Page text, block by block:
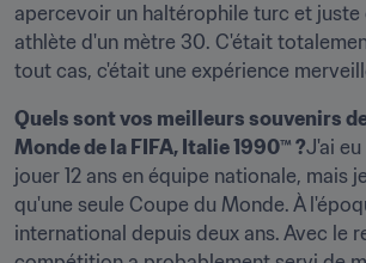
apercevoir un haltérophile turc et juste
athlète d'un mètre 30. C'était
tout cas, c'était une expérience
Quels sont vos meilleurs souvenirs
Monde de la FIFA, Italie 1990™ ?J'ai
jouer 12 ans en équipe nationale, mais
qu'une seule Coupe du Monde. À
international depuis deux ans. Avec le